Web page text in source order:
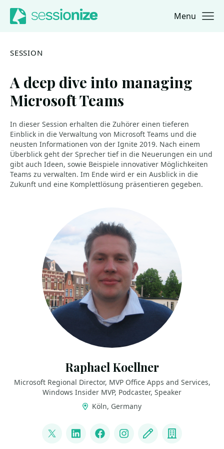
Jump to navigation
Jump to content Menu
SESSION
A deep dive into managing
Microsoft Teams
In dieser Session erhalten die Zuhörer einen tieferen
Einblick in die Verwaltung von Microsoft Teams und die
neusten Informationen von der Ignite 2019. Nach einem
Überblick geht der Sprecher tief in die Neuerungen ein und
gibt auch Ideen, sowie Beispiele innovativer Möglichkeiten
Teams zu verwalten. Im Ende wird er ein Ausblick in die
Zukunft und eine Komplettlösung präsentieren gegeben.
Raphael Koellner
Microsoft Regional Director, MVP Office Apps and Services,
Windows Insider MVP, Podcaster, Speaker
Köln, Germany
@ra_koellner
LinkedInFacebookInstagram
Blog Company